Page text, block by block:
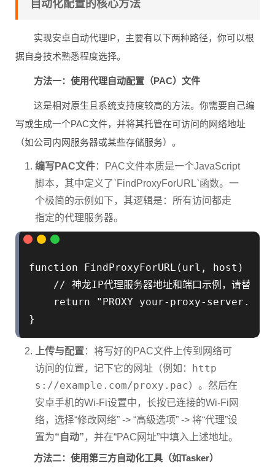
自动化配置的核心方法
实现安卓自动代理IP，主要有以下两种路径，你可以根
据自身技术熟悉程度选择。
方法一：使用代理自动配置（PAC）文件
这是相对原生且系统支持度较高的方法。你需要自己编
写或生成一个PAC文件，并将其托管在可访问的网络地址
（如公司内网服务器或某些存储服务）。
编写PAC文件：PAC文件本质是一个JavaScript
脚本，其中定义了`FindProxyForURL`函数。一
个极简的示例如下，其逻辑是：所有访问都走
指定的代理服务器。
function FindProxyForURL(url, host) {
// 神龙IP代理服务器地址和端口示例，请替换为
return "PROXY your-proxy-
上传与配置：将写好的PAC文件上传到网络可
访问的位置，记下它的网址（例如： http
s://example.com/proxy.pac）。然后在
安卓手机的Wi-Fi设置中，长按已连接的Wi-Fi网
络，选择“修改网络” -> “高级选项” -> 将“代理”设
置为“自动” ，并在“PAC网址”中填入上述地址。
方法二：使用第三方自动化工具（如Tasker）